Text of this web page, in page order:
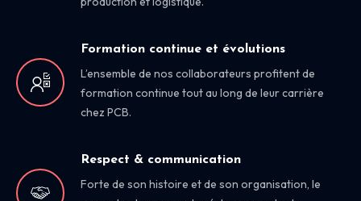
Formation continue et évolutions
L’ensemble de nos collaborateurs profitent de
formation continue tout au long de leur carrière
chez PCB.
Respect & communication
Forte de son histoire et de son organisation, le